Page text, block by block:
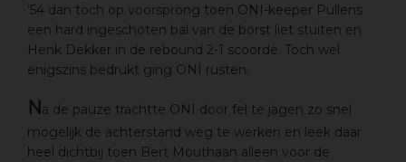
’54 dan toch op voorsprong toen ONI-keeper Pullens
een hard ingeschoten bal van de borst liet stuiten en
Henk Dekker in de rebound 2-1 scoorde. Toch wel
enigszins bedrukt ging ONI rusten.
N a de pauze trachtte ONI door fel te jagen zo snel
mogelijk de achterstand weg te werken en leek daar
heel dichtbij toen Bert Mouthaan alleen voor de